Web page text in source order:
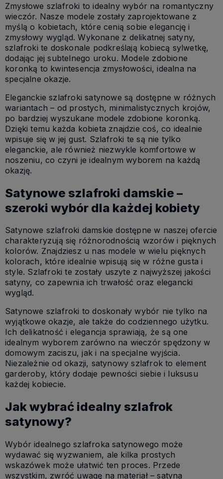
Zmysłowe szlafroki to idealny wybór na romantyczny
wieczór. Nasze modele zostały zaprojektowane z
myślą o kobietach, które cenią sobie elegancję i
zmysłowy wygląd. Wykonane z delikatnej satyny,
szlafroki te doskonale podkreślają kobiecą sylwetkę,
dodając jej subtelnego uroku. Modele zdobione
koronką to kwintesencja zmysłowości, idealna na
specjalne okazje.
Eleganckie szlafroki satynowe są dostępne w różnych
wariantach – od prostych, minimalistycznych krojów,
po bardziej wyszukane modele zdobione koronką.
Dzięki temu każda kobieta znajdzie coś, co idealnie
wpisuje się w jej gust. Szlafroki te są nie tylko
eleganckie, ale również niezwykle komfortowe w
noszeniu, co czyni je idealnym wyborem na każdą
okazję.
Satynowe szlafroki damskie –
szeroki wybór dla każdej kobiety
Satynowe szlafroki damskie dostępne w naszej ofercie
charakteryzują się różnorodnością wzorów i pięknych
kolorów. Znajdziesz u nas modele w wielu pięknych
kolorach, które idealnie wpisują się w różne gusta i
style. Szlafroki te zostały uszyte z najwyższej jakości
satyny, co zapewnia ich trwałość oraz elegancki
wygląd.
Satynowe szlafroki to doskonały wybór nie tylko na
wyjątkowe okazje, ale także do codziennego użytku.
Ich delikatność i elegancja sprawiają, że są one
idealnym wyborem zarówno na wieczór spędzony w
domowym zaciszu, jak i na specjalne wyjścia.
Niezależnie od okazji, satynowy szlafrok to element
garderoby, który dodaje pewności siebie i luksusu
każdej kobiecie.
Jak wybrać idealny szlafrok
satynowy?
Wybór idealnego szlafroka satynowego może
wydawać się wyzwaniem, ale kilka prostych
wskazówek może ułatwić ten proces. Przede
wszystkim, zwróć uwagę na materiał – satyna